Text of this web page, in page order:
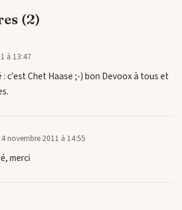
(2)
à 13:47
c'est Chet Haase ;-) bon Devoox à tous et
novembre 2011 à 14:55
merci